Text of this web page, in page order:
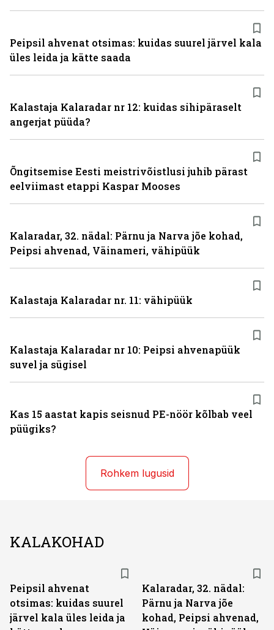
Peipsil ahvenat otsimas: kuidas suurel järvel kala
üles leida ja kätte saada
Kalastaja Kalaradar nr 12: kuidas sihipäraselt
angerjat püüda?
Õngitsemise Eesti meistrivõistlusi juhib pärast
eelviimast etappi Kaspar Mooses
Kalaradar, 32. nädal: Pärnu ja Narva jõe kohad,
Peipsi ahvenad, Väinameri, vähipüük
Kalastaja Kalaradar nr. 11: vähipüük
Kalastaja Kalaradar nr 10: Peipsi ahvenapüük
suvel ja sügisel
Kas 15 aastat kapis seisnud PE-nöör kõlbab veel
püügiks?
Rohkem lugusid
KALAKOHAD
Peipsil ahvenat
otsimas: kuidas suurel
järvel kala üles leida ja
Kalaradar, 32. nädal:
Pärnu ja Narva jõe
kohad, Peipsi ahvenad,